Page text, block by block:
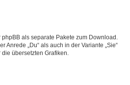
als separate Pakete zum Download.
Anrede „Du“ als auch in der Variante „Sie“
übersetzten Grafiken.